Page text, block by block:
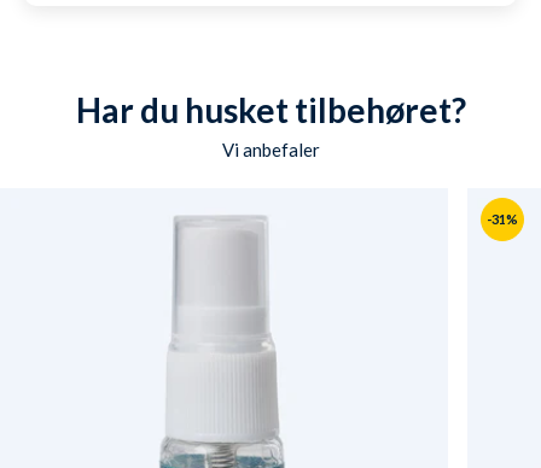
Har du husket tilbehøret?
Vi anbefaler
-31%